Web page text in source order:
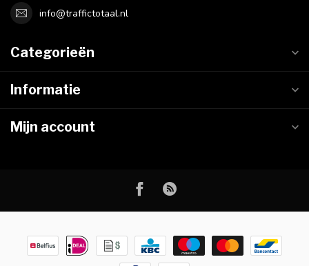
info@traffictotaal.nl
Categorieën
Informatie
Mijn account